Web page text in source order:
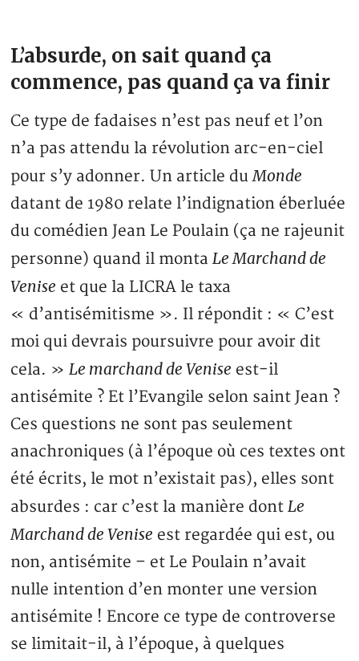
L’absurde, on sait quand ça
commence, pas quand ça va finir
Ce type de fadaises n’est pas neuf et l’on
n’a pas attendu la révolution arc-en-ciel
pour s’y adonner. Un article duMonde
datant de 1980 relate l’indignation éberluée
du comédien Jean Le Poulain (ça ne rajeunit
personne) quand il montaLe Marchand de
Venise et que la LICRA le taxa
« d’antisémitisme ». Il répondit : « C’est
moi qui devrais poursuivre pour avoir dit
cela. »Le marchand de Venise est-il
antisémite ? Et l’Evangile selon saint Jean ?
Ces questions ne sont pas seulement
anachroniques (à l’époque où ces textes ont
été écrits, le mot n’existait pas), elles sont
absurdes : car c’est la manière dontLe
Marchand de Venise est regardée qui est, ou
non, antisémite – et Le Poulain n’avait
nulle intention d’en monter une version
antisémite ! Encore ce type de controverse
se limitait-il, à l’époque, à quelques